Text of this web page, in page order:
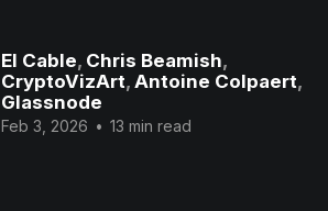
El Cable, Chris Beamish,
CryptoVizArt,Antoine Colpaert,
Glassnode
Feb 3, 2026 • 13 min read